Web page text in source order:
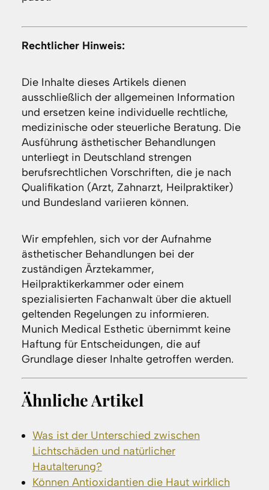
Rechtlicher Hinweis:
Die Inhalte dieses Artikels dienen
ausschließlich der allgemeinen Information
und ersetzen keine individuelle rechtliche,
medizinische oder steuerliche Beratung. Die
Ausführung ästhetischer Behandlungen
unterliegt in Deutschland strengen
berufsrechtlichen Vorschriften, die je nach
Qualifikation (Arzt, Zahnarzt, Heilpraktiker)
und Bundesland variieren können.
Wir empfehlen, sich vor der Aufnahme
ästhetischer Behandlungen bei der
zuständigen Ärztekammer,
Heilpraktikerkammer oder einem
spezialisierten Fachanwalt über die aktuell
geltenden Regelungen zu informieren.
Munich Medical Esthetic übernimmt keine
Haftung für Entscheidungen, die auf
Grundlage dieser Inhalte getroffen werden.
Ähnliche Artikel
Was ist der Unterschied zwischen
Lichtschäden und natürlicher
Hautalterung?
Können Antioxidantien die Haut wirklich